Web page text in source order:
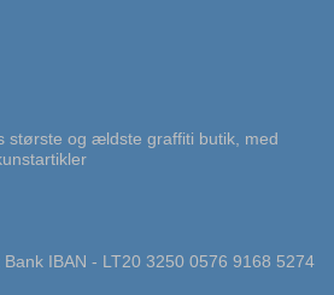
største og ældste graffiti butik, med
IBAN - LT20 3250 0576 9168 5274